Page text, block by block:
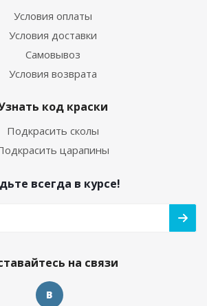
Условия оплаты
Условия доставки
Самовывоз
Условия возврата
код краски
Подкрасить сколы
царапины
всегда в курсе!
на связи